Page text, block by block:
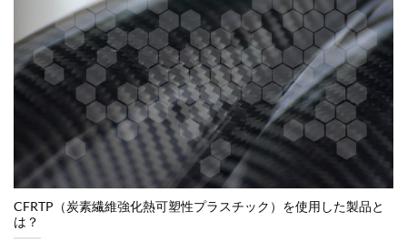
CFRTP（炭素繊維強化熱可塑性プラスチック）を使用した製品と
は？